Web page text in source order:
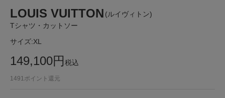
LOUIS VUITTON (ルイヴィトン)
Tシャツ・カットソー
サイズ:XL
149,100円税込
1491 ポイント還元